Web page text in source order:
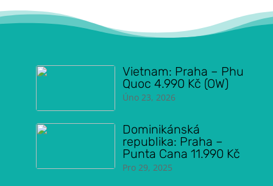
Vietnam: Praha – Phu
Quoc 4.990 Kč (OW)
Úno 23, 2026
Dominikánská
republika: Praha –
Punta Cana 11.990 Kč
Pro 29, 2025